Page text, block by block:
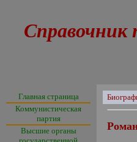
Справочник
Главная страница
Коммунистическая
партия
Высшие органы